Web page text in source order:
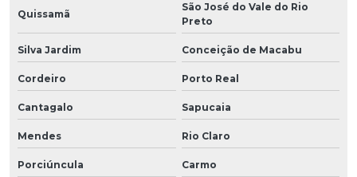
Quissamã
São José do Vale do Rio
Preto
Silva Jardim Conceição de Macabu
Cordeiro Porto Real
Cantagalo Sapucaia
Mendes Rio Claro
Porciúncula Carmo